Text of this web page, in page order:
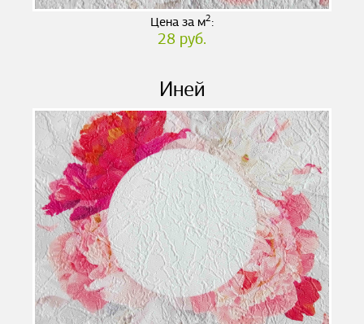
Цена за м2:
28 руб.
Иней